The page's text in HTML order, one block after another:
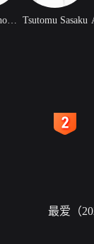
Takako Shinozuka Tsutomu Sasaku
最爱（